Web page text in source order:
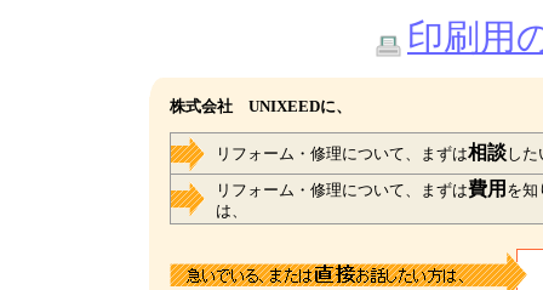
印刷用
株式会社 UNIXEEDに、
リフォーム・修理について、まずは相談した
リフォーム・修理について、まずは費用 を知
は、